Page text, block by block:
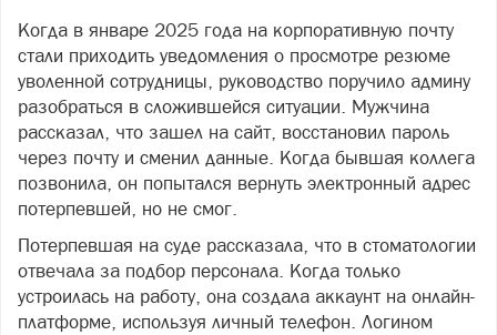
Когда в январе 2025 года на корпоративную почту
стали приходить уведомления о просмотре резюме
уволенной сотрудницы, руководство поручило админу
разобраться в сложившейся ситуации. Мужчина
рассказал, что зашел на сайт, восстановил пароль
через почту и сменил данные. Когда бывшая коллега
позвонила, он попытался вернуть электронный адрес
потерпевшей, но не смог.
Потерпевшая на суде рассказала, что в стоматологии
отвечала за подбор персонала. Когда только
устроилась на работу, она создала аккаунт на онлайн-
платформе, используя личный телефон. Логином